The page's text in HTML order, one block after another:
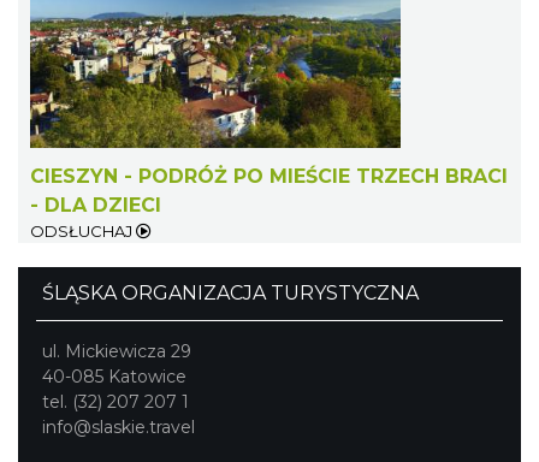
CIESZYN - PODRÓŻ PO MIEŚCIE TRZECH BRACI
- DLA DZIECI
ODSŁUCHAJ
ŚLĄSKA ORGANIZACJA TURYSTYCZNA
ul. Mickiewicza 29
40-085 Katowice
tel. (32) 207 207 1
info@slaskie.travel